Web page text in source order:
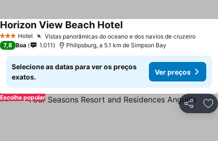
3 EstrelasHotel Vistas panorâmicas do oceano e dos navios de cruzeiro
Horizon View Beach Hotel
7,8 Boa 1.011 Philipsburg, a 5.1 km de Simpson Bay
Selecione as datas para ver os preços
exatos.
Ver preços
Partilhar
Escolha popular